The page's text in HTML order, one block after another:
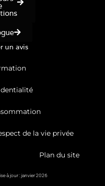
un avis
de la vie privée
Plan du site
à jour : janvier 2026